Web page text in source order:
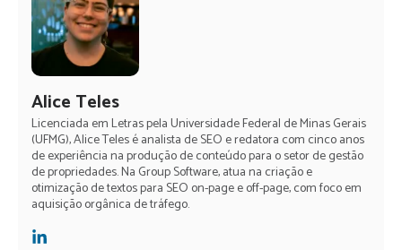
Alice Teles
Licenciada em Letras pela Universidade Federal de Minas Gerais
(UFMG), Alice Teles é analista de SEO e redatora com cinco anos
de experiência na produção de conteúdo para o setor de gestão
de propriedades. Na Group Software, atua na criação e
otimização de textos para SEO on-page e off-page, com foco em
aquisição orgânica de tráfego.